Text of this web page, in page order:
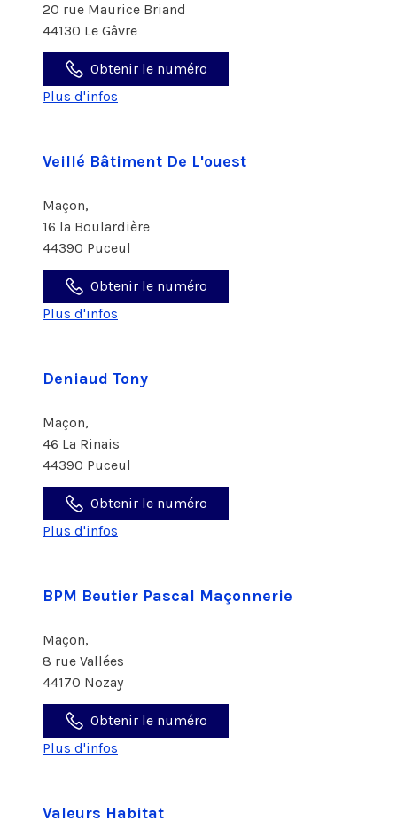
20 rue Maurice Briand
44130 Le Gâvre
Obtenir le numéro
Plus d'infos
Veillé Bâtiment De L'ouest
Maçon,
16 la Boulardière
44390 Puceul
Obtenir le numéro
Plus d'infos
Deniaud Tony
Maçon,
46 La Rinais
44390 Puceul
Obtenir le numéro
Plus d'infos
BPM Beutier Pascal Maçonnerie
Maçon,
8 rue Vallées
44170 Nozay
Obtenir le numéro
Plus d'infos
Valeurs Habitat